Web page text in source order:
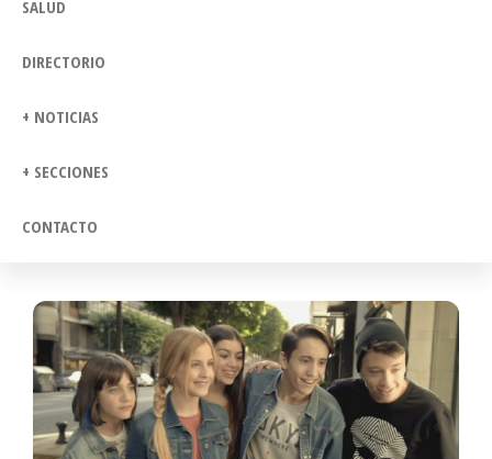
SALUD
DIRECTORIO
+ NOTICIAS
+ SECCIONES
CONTACTO